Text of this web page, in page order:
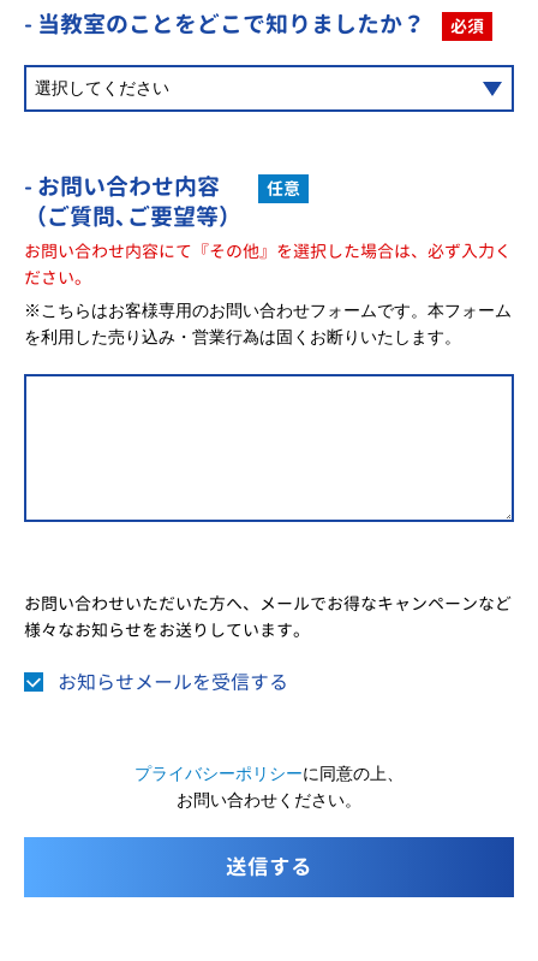
- 当教室のことをどこで知りましたか？ 必須
- お問い合わせ内容
（ご質問､ご要望等）
任意
お問い合わせ内容にて『その他』を選択した場合は、必ず入力く
ださい。
※こちらはお客様専用のお問い合わせフォームです。本フォーム
を利用した売り込み・営業行為は固くお断りいたします。
お問い合わせいただいた方へ、メールでお得なキャンペーンなど
様々なお知らせをお送りしています。
お知らせメールを受信する
プライバシーポリシーに同意の上、
お問い合わせください。